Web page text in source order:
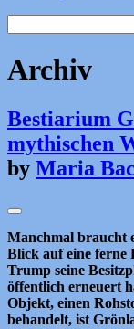
nach:
Archiv
Bestiarium
mythischen
by Maria
Manchmal braucht
Blick auf eine ferne
Trump seine
öffentlich erneuert
Objekt, einen
behandelt, ist